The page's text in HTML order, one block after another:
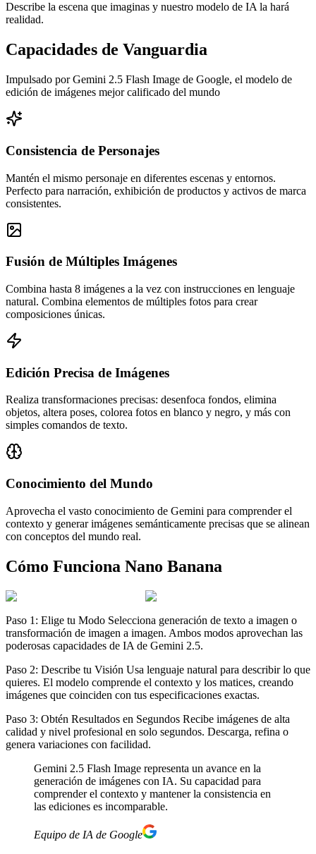
Describe la escena que imaginas y nuestro modelo de IA la hará
realidad.
Capacidades de Vanguardia
Impulsado por Gemini 2.5 Flash Image de Google, el modelo de
edición de imágenes mejor calificado del mundo
Consistencia de Personajes
Mantén el mismo personaje en diferentes escenas y entornos.
Perfecto para narración, exhibición de productos y activos de marca
consistentes.
Fusión de Múltiples Imágenes
Combina hasta 8 imágenes a la vez con instrucciones en lenguaje
natural. Combina elementos de múltiples fotos para crear
composiciones únicas.
Edición Precisa de Imágenes
Realiza transformaciones precisas: desenfoca fondos, elimina
objetos, altera poses, colorea fotos en blanco y negro, y más con
simples comandos de texto.
Conocimiento del Mundo
Aprovecha el vasto conocimiento de Gemini para comprender el
contexto y generar imágenes semánticamente precisas que se alinean
con conceptos del mundo real.
Cómo Funciona Nano Banana
Paso 1: Elige tu Modo Selecciona generación de texto a imagen o
transformación de imagen a imagen. Ambos modos aprovechan las
poderosas capacidades de IA de Gemini 2.5.
Paso 2: Describe tu Visión Usa lenguaje natural para describir lo que
quieres. El modelo comprende el contexto y los matices, creando
imágenes que coinciden con tus especificaciones exactas.
Paso 3: Obtén Resultados en Segundos Recibe imágenes de alta
calidad y nivel profesional en solo segundos. Descarga, refina o
genera variaciones con facilidad.
Gemini 2.5 Flash Image representa un avance en la
generación de imágenes con IA. Su capacidad para
comprender el contexto y mantener la consistencia en
las ediciones es incomparable.
Equipo de IA de Google